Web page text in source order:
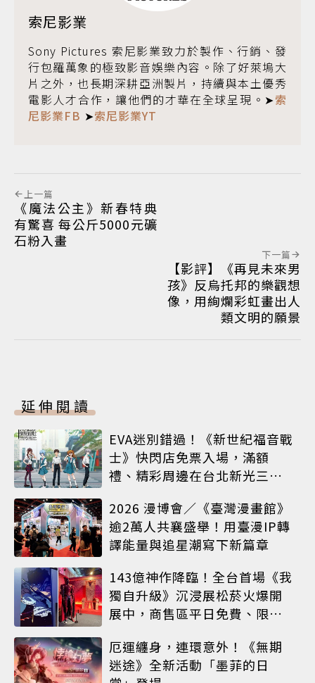
索尼影業
Sony Pictures 索尼影業致力於製作、行銷、發
行包羅萬象的極致影音娛樂內容。除了好萊塢大
片之外，也長期深耕亞洲製片，持續與本土優秀
電影人才合作，讓他們的才華在全球呈現。➤索
尼影業FB ➤索尼影業YT
上一篇
《魔法公主》新春特典
有驚喜 每公斤5000元礦
石粉入畫
下一篇
【影評】《再見未來男
孩》反烏托邦的樂觀想
像，用絢爛彩虹畫出人
類文明的願景
延伸閱讀
EVA迷別錯過！《新世紀福音戰
士》快閃店免票入場，滿額
禮、精彩周邊在台北新光三越
2026 漫博會／《臺灣漫畫館》
逾2萬人共襄盛舉！用臺漫IP轉
譯能量與追星潮寫下新篇章
143億神作降臨！全台首場《我
獨自升級》沉浸展松菸火爆開
展中，商售區平日免費、限定
厄運纏身，連環意外！《無期
迷途》全新活動「墨菲的日